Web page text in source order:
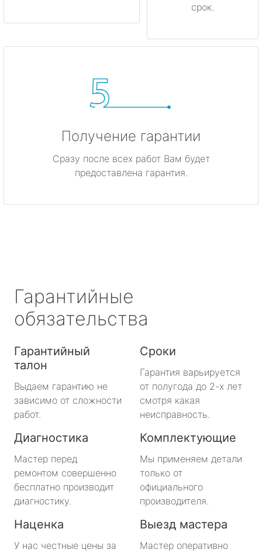
срок.
Получение гарантии
Сразу после всех работ Вам будет
предоставлена гарантия.
Гарантийные
обязательства
Гарантийный
талон
Выдаем гарантию не
зависимо от сложности
работ.
Сроки
Гарантия варьируется
от полугода до 2-х лет
смотря какая
неисправность.
Диагностика
Мастер перед
ремонтом совершенно
бесплатно производит
диагностику.
Комплектующие
Мы применяем детали
только от
официального
производителя.
Наценка
У нас честные цены за
Выезд мастера
Мастер оперативно